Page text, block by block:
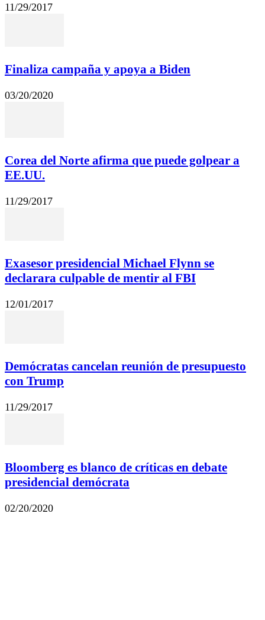
11/29/2017
Finaliza campaña y apoya a Biden
03/20/2020
Corea del Norte afirma que puede golpear a
EE.UU.
11/29/2017
Exasesor presidencial Michael Flynn se
declarara culpable de mentir al FBI
12/01/2017
Demócratas cancelan reunión de presupuesto
con Trump
11/29/2017
Bloomberg es blanco de críticas en debate
presidencial demócrata
02/20/2020